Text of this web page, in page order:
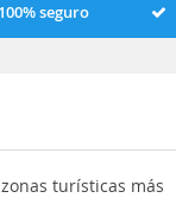
seguro
turísticas más